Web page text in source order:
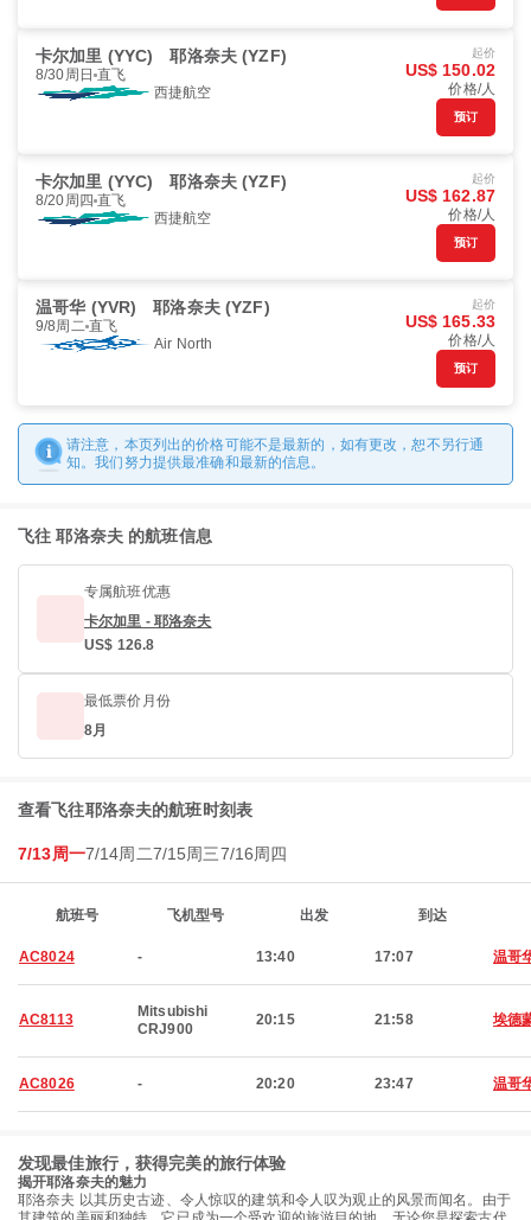
卡尔加里 (YYC) 耶洛奈夫 (YZF)
8/30周日 直飞
西捷航空
起价
US$ 150.02
价格/人
预订
卡尔加里 (YYC) 耶洛奈夫 (YZF)
8/20周四 直飞
西捷航空
起价
US$ 162.87
价格/人
预订
温哥华 (YVR) 耶洛奈夫 (YZF)
9/8周二 直飞
Air North
起价
US$ 165.33
价格/人
预订
请注意，本页列出的价格可能不是最新的，如有更改，恕不另行通
知。我们努力提供最准确和最新的信息。
飞往 耶洛奈夫 的航班信息
专属航班优惠
卡尔加里 - 耶洛奈夫
US$ 126.8
最低票价月份
8月
查看飞往耶洛奈夫的航班时刻表
7/13周一7/14周二7/15周三7/16周四
航班号 飞机型号 出发 到达
AC8024 - 13:40 17:07 温哥
AC8113
Mitsubishi
CRJ900
20:15 21:58 埃德
AC8026 - 20:20 23:47 温哥
发现最佳旅行，获得完美的旅行体验
揭开耶洛奈夫的魅力
耶洛奈夫 以其历史古迹、令人惊叹的建筑和令人叹为观止的风景而闻名。由于